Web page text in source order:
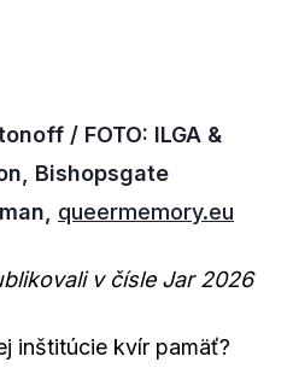
/ FOTO: ILGA &
Bishopsgate
queermemory.eu
v čísle Jar 2026
inštitúcie kvír pamäť?